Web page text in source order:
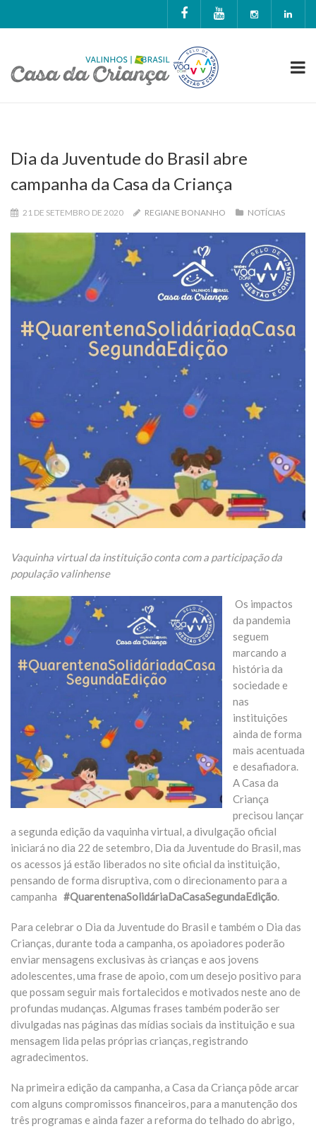
Dia da Juventude do Brasil abre
campanha da Casa da Criança
21 DE SETEMBRO DE 2020 REGIANE BONANHO NOTÍCIAS
Vaquinha virtual da instituição conta com a participação da
população valinhense
Os impactos
da pandemia
seguem
marcando a
história da
sociedade e
nas
instituições
ainda de forma
mais acentuada
e desafiadora.
A Casa da
Criança
precisou lançar
a segunda edição da vaquinha virtual, a divulgação oficial
iniciará no dia 22 de setembro, Dia da Juventude do Brasil, mas
os acessos já estão liberados no site oficial da instituição,
pensando de forma disruptiva, com o direcionamento para a
campanha #QuarentenaSolidáriaDaCasaSegundaEdição.
Para celebrar o Dia da Juventude do Brasil e também o Dia das
Crianças, durante toda a campanha, os apoiadores poderão
enviar mensagens exclusivas às crianças e aos jovens
adolescentes, uma frase de apoio, com um desejo positivo para
que possam seguir mais fortalecidos e motivados neste ano de
profundas mudanças. Algumas frases também poderão ser
divulgadas nas páginas das mídias sociais da instituição e sua
mensagem lida pelas próprias crianças, registrando
agradecimentos.
Na primeira edição da campanha, a Casa da Criança pôde arcar
com alguns compromissos financeiros, para a manutenção dos
três programas e ainda fazer a reforma do telhado do abrigo,